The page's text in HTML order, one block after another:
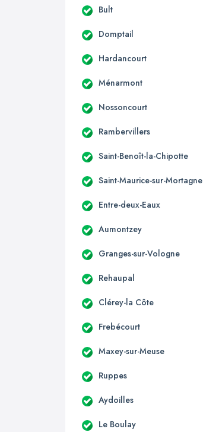
Bult
Domptail
Hardancourt
Ménarmont
Nossoncourt
Rambervillers
Saint-Benoît-la-Chipotte
Saint-Maurice-sur-Mortagne
Entre-deux-Eaux
Aumontzey
Granges-sur-Vologne
Rehaupal
Clérey-la Côte
Frebécourt
Maxey-sur-Meuse
Ruppes
Aydoilles
Le Boulay